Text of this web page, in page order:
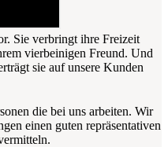
Sie verbringt ihre Freizeit
vierbeinigen Freund. Und
sie auf unsere Kunden
die bei uns arbeiten. Wir
einen guten repräsentativen